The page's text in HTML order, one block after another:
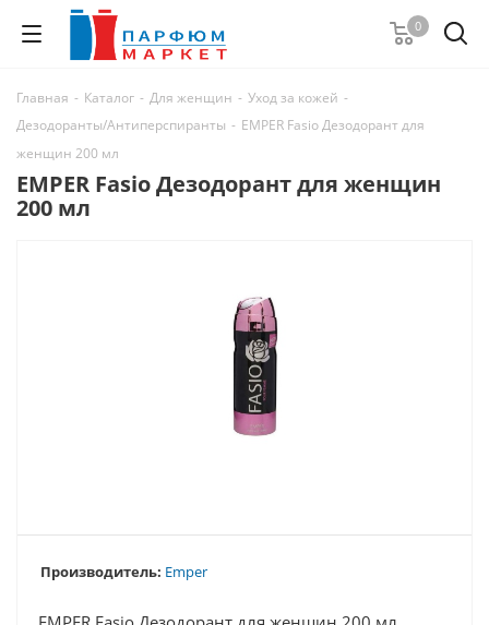
0
Главная - Каталог - Для женщин - Уход за кожей -
Дезодоранты/Антиперспиранты - EMPER Fasio Дезодорант для
женщин 200 мл
EMPER Fasio Дезодорант для женщин
200 мл
Производитель: Emper